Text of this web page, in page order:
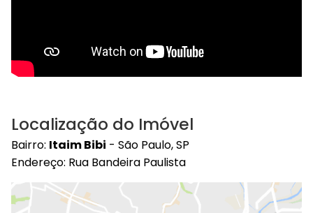
Localização do Imóvel
Bairro: Itaim Bibi - São Paulo, SP
Endereço: Rua Bandeira Paulista